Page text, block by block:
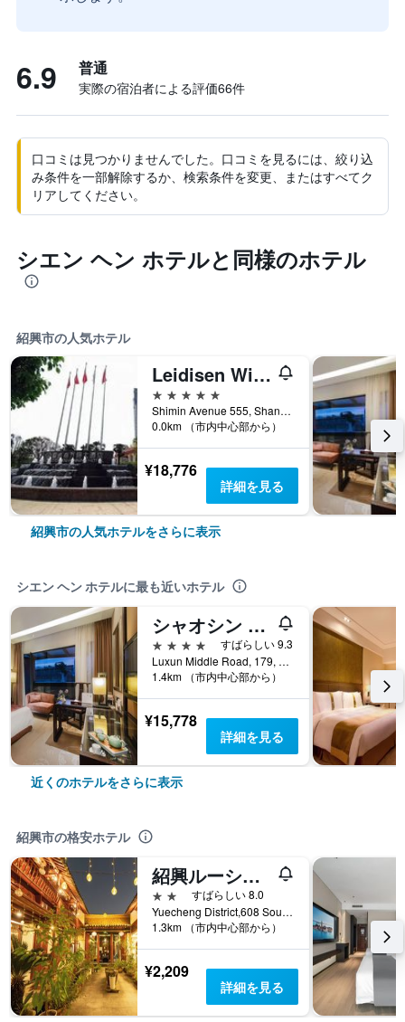
6.9 普通
実際の宿泊者による評価66​件
口コミは見つかりませんでした。口コミを見るには、絞り込
み条件を一部解除するか、検索条件を変更、またはすべてク
リアしてください。
シエン ヘン ホテルと同様のホテル
紹興市の人気ホテル
Leidisen Winning Hotel
5つ星
Shimin Avenue 555, Shangyu, 紹興市, 中国
0.0km （市内中心部から）
¥18,776
詳細を見る
紹興市の人気ホテルをさらに表示
シエン ヘン ホテルに最も近いホテル
シャオシン ザ シアンヘン ホテル
4つ星
すばらしい 9.3
Luxun Middle Road, 179, 紹興市, 中国
1.4km （市内中心部から）
¥15,778
詳細を見る
近くのホテルをさらに表示
紹興市の格安ホテル
紹興ルーシュン ネイティブ プレイス ユース ホステル
2つ星
すばらしい 8.0
Yuecheng District,608 South Xinjian Road, 紹興市, 中国
1.3km （市内中心部から）
¥2,209
詳細を見る